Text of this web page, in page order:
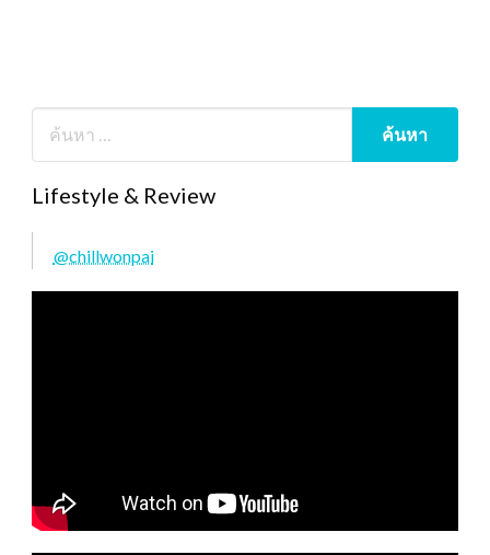
Lifestyle & Review
@chillwonpai